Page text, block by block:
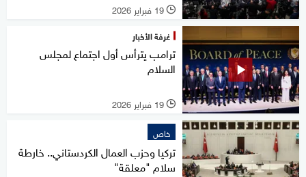
l 19 فبراير 2026
غرفة الأخبار
ترامب يترأس أول اجتماع لمجلس
السلام
l 19 فبراير 2026
خاص
تركيا وحزب العمال الكردستاني.. خارطة
سلام "معلقة"